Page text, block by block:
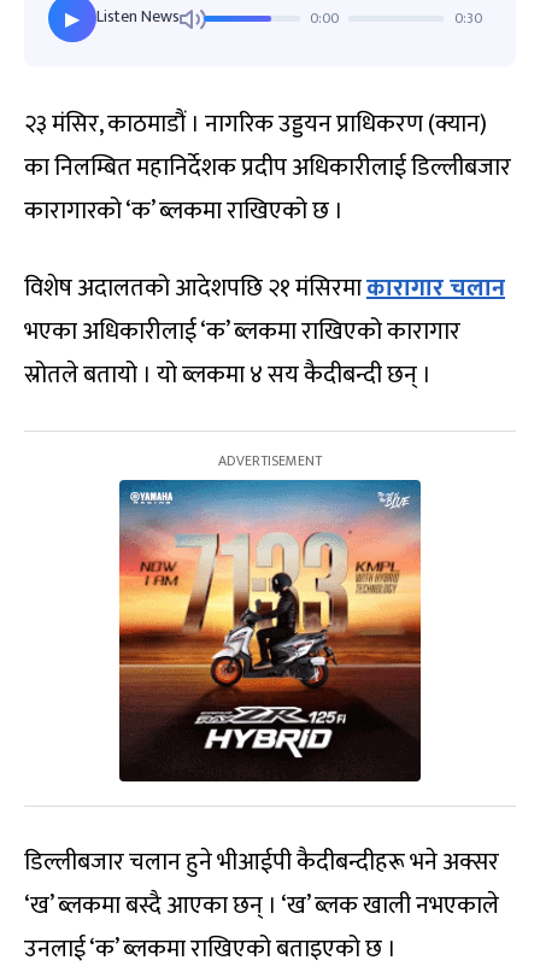
▶ Listen News 0:00 0:30
२३ मंसिर, काठमाडौं । नागरिक उड्डयन प्राधिकरण (क्यान)
का निलम्बित महानिर्देशक प्रदीप अधिकारीलाई डिल्लीबजार
कारागारको ‘क’ ब्लकमा राखिएको छ ।
विशेष अदालतको आदेशपछि २१ मंसिरमाकारागार चलान
भएका अधिकारीलाई ‘क’ ब्लकमा राखिएको कारागार
स्रोतले बतायो । यो ब्लकमा ४ सय कैदीबन्दी छन् ।
डिल्लीबजार चलान हुने भीआईपी कैदीबन्दीहरू भने अक्सर
‘ख’ ब्लकमा बस्दै आएका छन् । ‘ख’ ब्लक खाली नभएकाले
उनलाई ‘क’ ब्लकमा राखिएको बताइएको छ ।